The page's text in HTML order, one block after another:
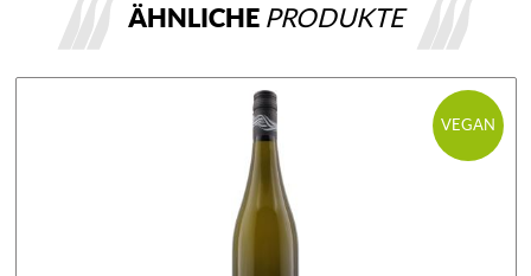
ÄHNLICHE PRODUKTE
VEGAN